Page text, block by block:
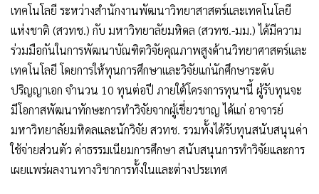
เทคโนโลยี ระหว่างสำนักงานพัฒนาวิทยาสาสตร์และเทคโนโลยี
แห่งชาติ (สวทช.) กับ มหาวิทยาลัยมหิดล (สวทช.-มม.) ได้มีความ
ร่วมมือกันในการพัฒนาบัณฑิตวิจัยคุณภาพสูงด้านวิทยาศาสตร์และ
เทคโนโลยี โดยการให้ทุนการศึกษาและวิจัยแก่นักศึกษาระดับ
ปริญญาเอก จำนวน 10 ทุนต่อปี ภายใต้โครงการทุนฯนี้ ผู้รับทุนจะ
มีโอกาสพัฒนาทักษะการทำวิจัยจากผู้เชี่ยวชาญ ได้แก่ อาจารย์
มหาวิทยาลัยมหิดลและนักวิจัย สวทช. รวมทั้งได้รับทุนสนับสนุนค่า
ใช้จ่ายส่วนตัว ค่าธรรมเนียมการศึกษา สนับสนุนการทำวิจัยและการ
เผยแพร่ผลงานทางวิชาการทั้งในและต่างประเทศ